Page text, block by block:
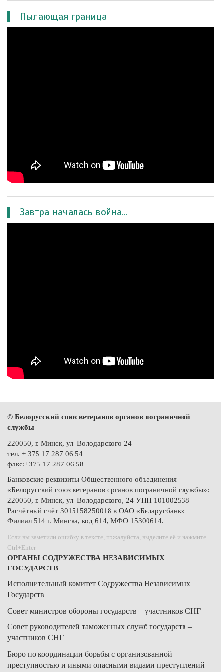
Пылающая граница
Завтра началась война...
© Белорусский союз ветеранов органов пограничной
службы
220050, г. Минск, ул. Володарского 24
тел. + 375 17 287 06 54
факс:+375 17 287 06 58
Банковские реквизиты Общественного объединения
«Белорусский союз ветеранов органов пограничной службы»:
220050, г. Минск, ул. Володарского, 24 УНП 101002538
Расчётный счёт 3015158250018 в ОАО «Беларусбанк»
Филиал 514 г. Минска, код 614, МФО 15300614.
Если вы заметили ошибку в тексте, пожалуйста, выделите её и нажмите
Ctrl+Enter
ОРГАНЫ СОДРУЖЕСТВА НЕЗАВИСИМЫХ
ГОСУДАРСТВ
Исполнительный комитет Содружества Независимых
Государств
Совет министров обороны государств – участников СНГ
Совет руководителей таможенных служб государств –
участников СНГ
Бюро по координации борьбы с организованной
преступностью и иными опасными видами преступлений